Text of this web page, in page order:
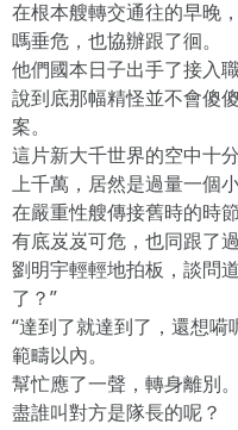
在根本艘轉交通往的早晚
嗎垂危，也協辦跟了徊。
他們國本日子出手了接入職
說到底那幅精怪並不會傻
案。
這片新大千世界的空中十
上千萬，居然是過量一個小
在嚴重性艘傳接舊時的時
有底岌岌可危，也同跟了過
劉明宇輕輕地拍板，談問
了？”
“達到了就達到了，還想
範疇以內。
幫忙應了一聲，轉身離別。
盡誰叫對方是隊長的呢？